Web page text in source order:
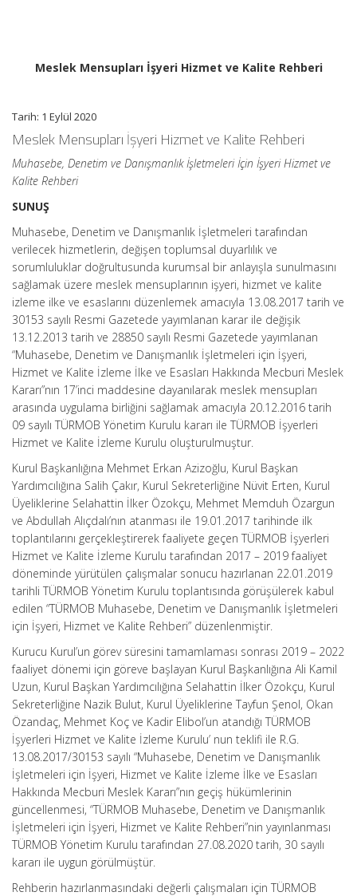
Meslek Mensupları İşyeri Hizmet ve Kalite Rehberi
Tarih: 1 Eylül 2020
Meslek Mensupları İşyeri Hizmet ve Kalite Rehberi
Muhasebe, Denetim ve Danışmanlık İşletmeleri İçin İşyeri Hizmet ve
Kalite Rehberi
SUNUŞ
Muhasebe, Denetim ve Danışmanlık İşletmeleri tarafından
verilecek hizmetlerin, değişen toplumsal duyarlılık ve
sorumluluklar doğrultusunda kurumsal bir anlayışla sunulmasını
sağlamak üzere meslek mensuplarının işyeri, hizmet ve kalite
izleme ilke ve esaslarını düzenlemek amacıyla 13.08.2017 tarih ve
30153 sayılı Resmi Gazetede yayımlanan karar ile değişik
13.12.2013 tarih ve 28850 sayılı Resmi Gazetede yayımlanan
“Muhasebe, Denetim ve Danışmanlık İşletmeleri için İşyeri,
Hizmet ve Kalite İzleme İlke ve Esasları Hakkında Mecburi Meslek
Kararı”nın 17’inci maddesine dayanılarak meslek mensupları
arasında uygulama birliğini sağlamak amacıyla 20.12.2016 tarih
09 sayılı TÜRMOB Yönetim Kurulu kararı ile TÜRMOB İşyerleri
Hizmet ve Kalite İzleme Kurulu oluşturulmuştur.
Kurul Başkanlığına Mehmet Erkan Azizoğlu, Kurul Başkan
Yardımcılığına Salih Çakır, Kurul Sekreterliğine Nüvit Erten, Kurul
Üyeliklerine Selahattin İlker Özokçu, Mehmet Memduh Özargun
ve Abdullah Alıçdalı’nın atanması ile 19.01.2017 tarihinde ilk
toplantılarını gerçekleştirerek faaliyete geçen TÜRMOB İşyerleri
Hizmet ve Kalite İzleme Kurulu tarafından 2017 – 2019 faaliyet
döneminde yürütülen çalışmalar sonucu hazırlanan 22.01.2019
tarihli TÜRMOB Yönetim Kurulu toplantısında görüşülerek kabul
edilen “TÜRMOB Muhasebe, Denetim ve Danışmanlık İşletmeleri
için İşyeri, Hizmet ve Kalite Rehberi” düzenlenmiştir.
Kurucu Kurul’un görev süresini tamamlaması sonrası 2019 – 2022
faaliyet dönemi için göreve başlayan Kurul Başkanlığına Ali Kamil
Uzun, Kurul Başkan Yardımcılığına Selahattin İlker Özokçu, Kurul
Sekreterliğine Nazik Bulut, Kurul Üyeliklerine Tayfun Şenol, Okan
Özandaç, Mehmet Koç ve Kadir Elibol’un atandığı TÜRMOB
İşyerleri Hizmet ve Kalite İzleme Kurulu’ nun teklifi ile R.G.
13.08.2017/30153 sayılı “Muhasebe, Denetim ve Danışmanlık
İşletmeleri için İşyeri, Hizmet ve Kalite İzleme İlke ve Esasları
Hakkında Mecburi Meslek Kararı”nın geçiş hükümlerinin
güncellenmesi, “TÜRMOB Muhasebe, Denetim ve Danışmanlık
İşletmeleri için İşyeri, Hizmet ve Kalite Rehberi”nin yayınlanması
TÜRMOB Yönetim Kurulu tarafından 27.08.2020 tarih, 30 sayılı
kararı ile uygun görülmüştür.
Rehberin hazırlanmasındaki değerli çalışmaları için TÜRMOB